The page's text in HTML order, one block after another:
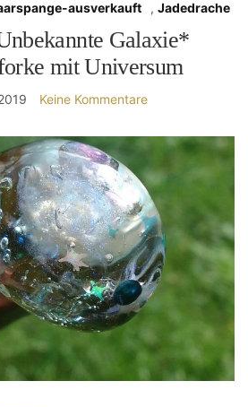
ausverkauft , Jadedrache
Galaxie*
mit Universum
Keine Kommentare